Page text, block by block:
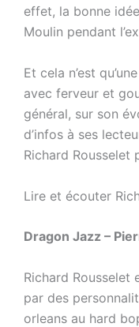
effet, la bonne
Moulin pendant
Et cela n’est
avec ferveur et
général, sur son
d’infos à ses
Richard Rousselet
Lire et écouter
Dragon Jazz –
Richard Rousselet
par des
orleans au hard